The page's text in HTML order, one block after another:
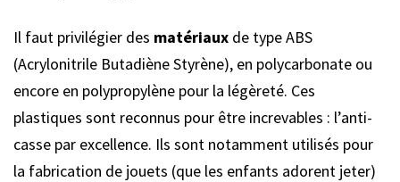
Il faut privilégier des matériaux de type ABS
(Acrylonitrile Butadiène Styrène), en polycarbonate ou
encore en polypropylène pour la légèreté. Ces
plastiques sont reconnus pour être increvables : l’anti-
casse par excellence. Ils sont notamment utilisés pour
la fabrication de jouets (que les enfants adorent jeter)